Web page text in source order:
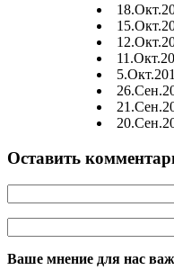
Оставить
Ваше мнение для нас